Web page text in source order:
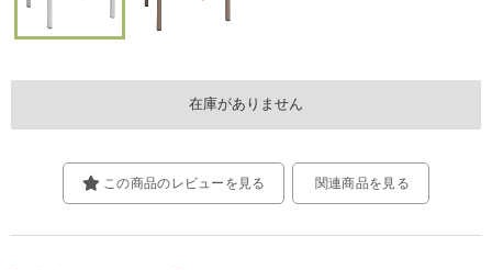
関連商品を見る
この商品のレビューを見る